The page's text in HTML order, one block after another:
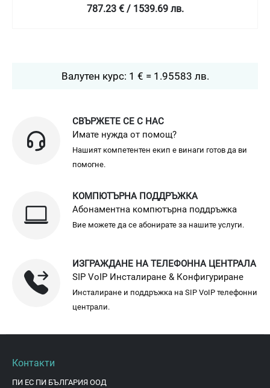
Валутен курс: 1 € = 1.95583 лв.
СВЪРЖЕТЕ СЕ С НАС
Имате нужда от помощ?
Нашият компетентен екип е винаги готов да ви
помогне.
КОМПЮТЪРНА ПОДДРЪЖКА
Абонаментна компютърна поддръжка
Вие можете да се абонирате за нашите услуги.
ИЗГРАЖДАНЕ НА ТЕЛЕФОННА ЦЕНТРАЛА
SIP VoIP Инсталиране & Конфигуриране
Инсталиране и поддръжка на SIP VoIP телефонни
централи.
Контакти
ПИ ЕС ПИ БЪЛГАРИЯ ООД